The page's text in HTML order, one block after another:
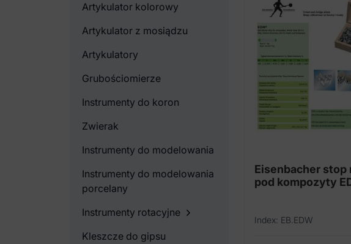
Artykulator kolorowy
Artykulator z mosiądzu
Artykulatory
Grubościomierze
Instrumenty do koron
Zwierak
Instrumenty do modelowania
Instrumenty do modelowania
porcelany
Instrumenty rotacyjne
Kleszcze do gipsu
Eisenbacher stop
pod kompozyty
Index: EB.EDW